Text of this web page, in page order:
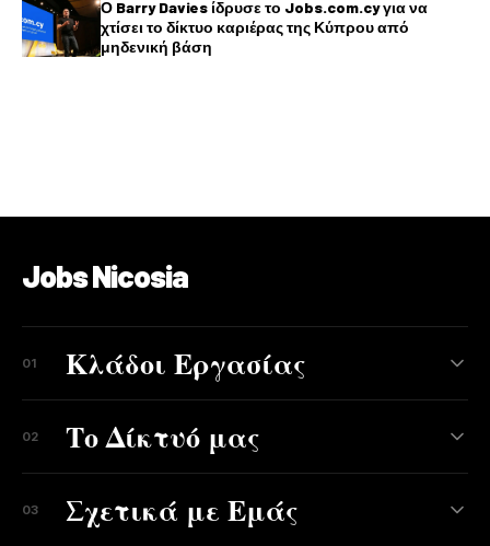
Ο Barry Davies ίδρυσε το Jobs.com.cy για να
χτίσει το δίκτυο καριέρας της Κύπρου από
μηδενική βάση
Jobs Nicosia
01 Κλάδοι Εργασίας
02 Το Δίκτυό μας
03 Σχετικά με Εμάς